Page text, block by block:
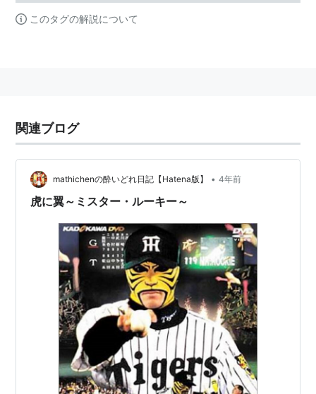
このタグの解説について
関連ブログ
mathichenの酔いどれ日記【Hatena版】 • 4年前
虎に翼～ミスター・ルーキー～